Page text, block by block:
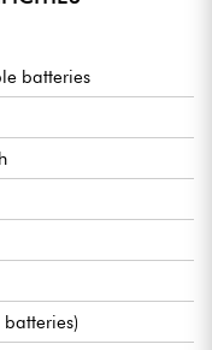
batteries